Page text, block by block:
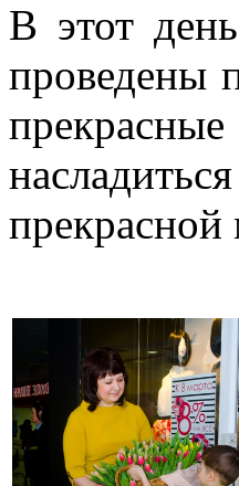
В этот
проведены